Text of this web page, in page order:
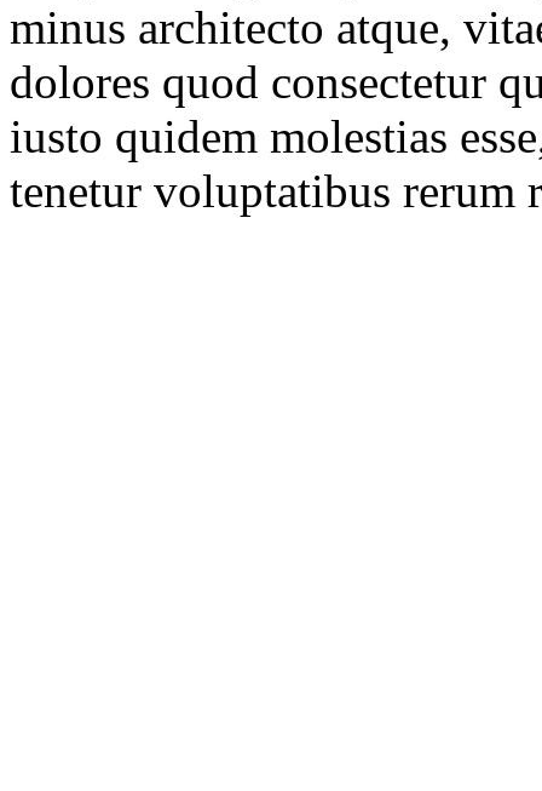
minus architecto atque,
dolores quod consectetur
iusto quidem molestias
tenetur voluptatibus rerum